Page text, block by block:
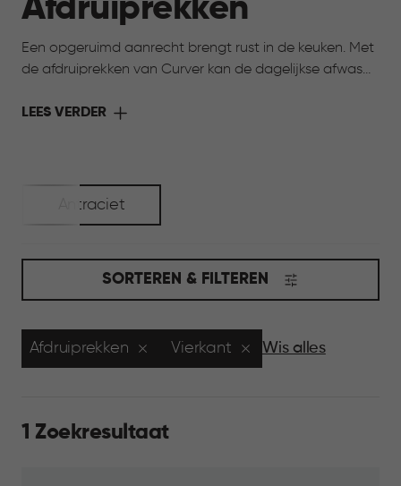
Afdruiprekken
Een opgeruimd aanrecht brengt rust in de keuken. Met
de afdruiprekken van Curver kan de dagelijkse afwas
Servies, glazen en bestek krijgen een vaste plek, zodat
LEES VERDER
Antraciet
SORTEREN & FILTEREN
Afdruiprekken Vierkant Wis alles
1 Zoekresultaat